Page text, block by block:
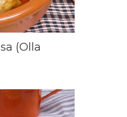
(Olla